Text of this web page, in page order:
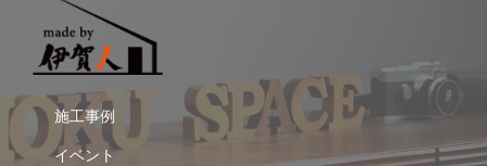
施工事例
イベント